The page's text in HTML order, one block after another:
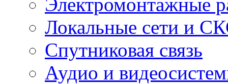
Локальные сети и
Спутниковая связь
Аудио и